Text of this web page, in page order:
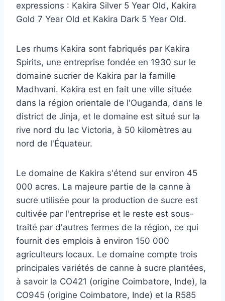
expressions : Kakira Silver 5 Year Old, Kakira
Gold 7 Year Old et Kakira Dark 5 Year Old.
Les rhums Kakira sont fabriqués par Kakira
Spirits, une entreprise fondée en 1930 sur le
domaine sucrier de Kakira par la famille
Madhvani. Kakira est en fait une ville située
dans la région orientale de l'Ouganda, dans le
district de Jinja, et le domaine est situé sur la
rive nord du lac Victoria, à 50 kilomètres au
nord de l'Équateur.
Le domaine de Kakira s'étend sur environ 45
000 acres. La majeure partie de la canne à
sucre utilisée pour la production de sucre est
cultivée par l'entreprise et le reste est sous-
traité par d'autres fermes de la région, ce qui
fournit des emplois à environ 150 000
agriculteurs locaux. Le domaine compte trois
principales variétés de canne à sucre plantées,
à savoir la CO421 (origine Coimbatore, Inde), la
CO945 (origine Coimbatore, Inde) et la R585